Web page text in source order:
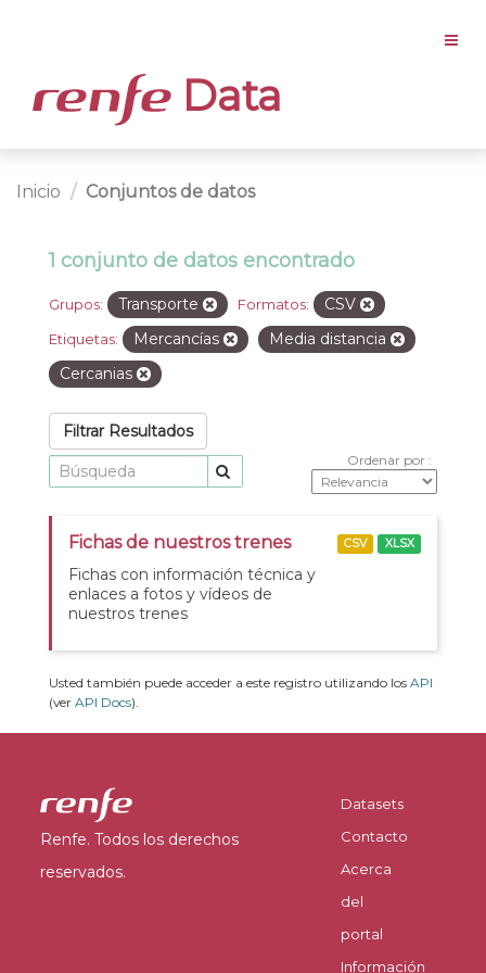
Data
Inicio Conjuntos de datos
1 conjunto de datos encontrado
Grupos: Transporte Formatos: CSV
Etiquetas: Mercancías
Media distancia
Cercanias
Filtrar Resultados
Ordenar por
Fichas de nuestros trenes
Fichas con información técnica y
enlaces a fotos y vídeos de
nuestros trenes
CSV XLSX
Usted también puede acceder a este registro utilizando los API
(ver API Docs).
Renfe. Todos los derechos
reservados.
Datasets
Contacto
Acerca
del
portal
Información